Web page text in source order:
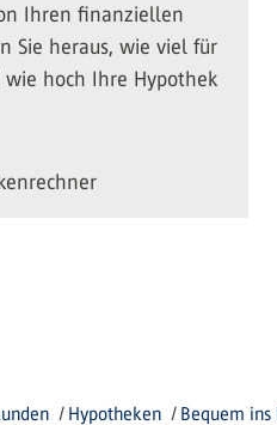
Ihren finanziellen
Sie heraus, wie viel für
hoch Ihre Hypothek
Hypotheken Bequem ins